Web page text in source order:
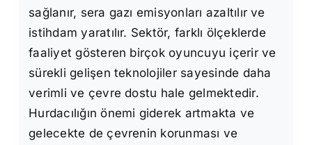
sağlanır, sera gazı emisyonları azaltılır ve
istihdam yaratılır. Sektör, farklı ölçeklerde
faaliyet gösteren birçok oyuncuyu içerir ve
sürekli gelişen teknolojiler sayesinde daha
verimli ve çevre dostu hale gelmektedir.
Hurdacılığın önemi giderek artmakta ve
gelecekte de çevrenin korunması ve